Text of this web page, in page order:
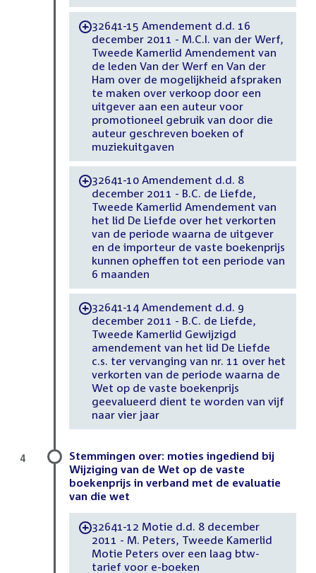
-32641-15 Amendement d.d. 16
december 2011 - M.C.I. van der Werf,
Tweede Kamerlid Amendement van
de leden Van der Werf en Van der
Ham over de mogelijkheid afspraken
te maken over verkoop door een
uitgever aan een auteur voor
promotioneel gebruik van door die
auteur geschreven boeken of
muziekuitgaven
-32641-10 Amendement d.d. 8
december 2011 - B.C. de Liefde,
Tweede Kamerlid Amendement van
het lid De Liefde over het verkorten
van de periode waarna de uitgever
en de importeur de vaste boekenprijs
kunnen opheffen tot een periode van
6 maanden
-32641-14 Amendement d.d. 9
december 2011 - B.C. de Liefde,
Tweede Kamerlid Gewijzigd
amendement van het lid De Liefde
c.s. ter vervanging van nr. 11 over het
verkorten van de periode waarna de
Wet op de vaste boekenprijs
geevalueerd dient te worden van vijf
naar vier jaar
Stemmingen over: moties ingediend bij
Wijziging van de Wet op de vaste
boekenprijs in verband met de evaluatie
van die wet
-32641-12 Motie d.d. 8 december
2011 - M. Peters, Tweede Kamerlid
Motie Peters over een laag btw-
tarief voor e-boeken
4